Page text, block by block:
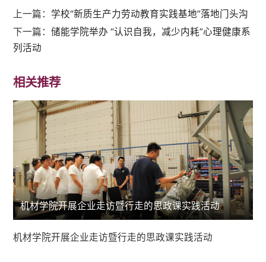
上一篇： 学校“新质生产力劳动教育实践基地”落地门头沟
下一篇：储能学院举办 “认识自我，减少内耗”心理健康系
列活动
相关推荐
机材学院开展企业走访暨行走的思政课实践活动
机材学院开展企业走访暨行走的思政课实践活动